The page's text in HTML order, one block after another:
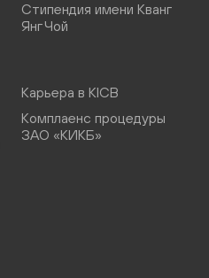
Стипендия имени Кванг
Янг Чой
Карьера в KICB
Комплаенс процедуры
ЗАО «КИКБ»